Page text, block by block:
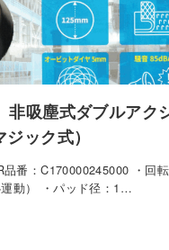
吸塵式ダブルアク
ック式）
番：C170000245000 ・回
動） ・パッド径：1…